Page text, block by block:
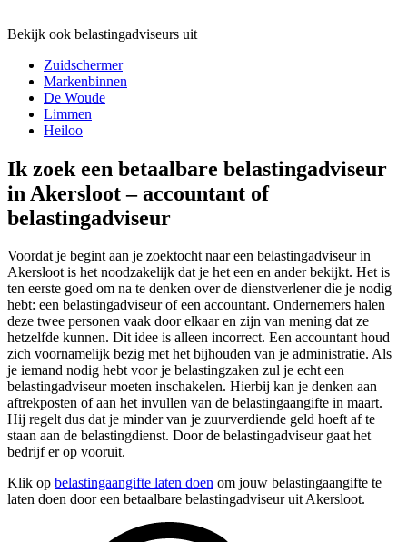
Bekijk ook belastingadviseurs uit
Zuidschermer
Markenbinnen
De Woude
Limmen
Heiloo
Ik zoek een betaalbare belastingadviseur
in Akersloot – accountant of
belastingadviseur
Voordat je begint aan je zoektocht naar een belastingadviseur in
Akersloot is het noodzakelijk dat je het een en ander bekijkt. Het is
ten eerste goed om na te denken over de dienstverlener die je nodig
hebt: een belastingadviseur of een accountant. Ondernemers halen
deze twee personen vaak door elkaar en zijn van mening dat ze
hetzelfde kunnen. Dit idee is alleen incorrect. Een accountant houd
zich voornamelijk bezig met het bijhouden van je administratie. Als
je iemand nodig hebt voor je belastingzaken zul je echt een
belastingadviseur moeten inschakelen. Hierbij kan je denken aan
aftrekposten of aan het invullen van de belastingaangifte in maart.
Hij regelt dus dat je minder van je zuurverdiende geld hoeft af te
staan aan de belastingdienst. Door de belastingadviseur gaat het
bedrijf er op vooruit.
Klik op belastingaangifte laten doen om jouw belastingaangifte te
laten doen door een betaalbare belastingadviseur uit Akersloot.